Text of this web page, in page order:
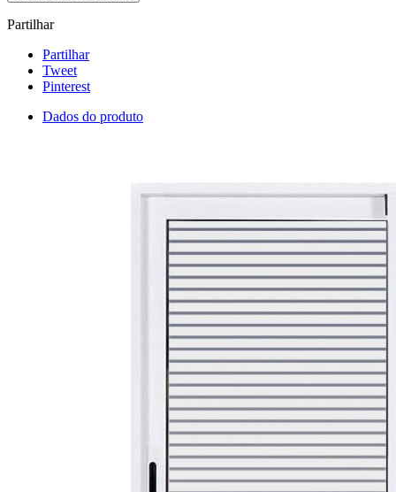
Partilhar
Partilhar
Tweet
Pinterest
Dados do produto